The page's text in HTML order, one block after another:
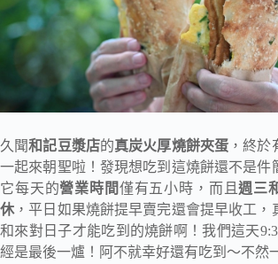
久聞和記豆漿店的真炭火厚燒餅夾蛋 ，終於
一起來朝聖啦！發現想吃到這燒餅還不是件
它每天的營業時間僅有五小時，而且週三
休，平日如果燒餅提早賣完還會提早收工，
和來對日子才能吃到的燒餅啊！我們這天
經是最後一爐！阿不就幸好還有吃到～不然